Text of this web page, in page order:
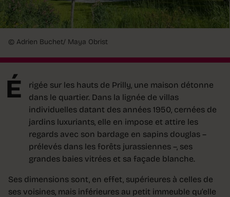
© Adrien Buchet/ Maya Obrist
É
rigée sur les hauts de Prilly, une maison détonne
dans le quartier. Dans la lignée de villas
individuelles datant des années 1950, cernées de
jardins luxuriants, elle en impose et attire les
regards avec son bardage en sapins douglas –
prélevés dans les forêts jurassiennes –, ses
grandes baies vitrées et sa façade blanche.
Ses dimensions sont, en effet, supérieures à celles de
ses voisines, mais inférieures au petit immeuble qu’elle